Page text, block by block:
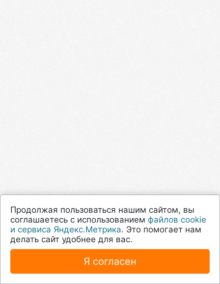
Продолжая пользоваться нашим сайтом, вы
соглашаетесь с использованием файлов cookie
и сервиса Яндекс.Метрика. Это помогает нам
делать сайт удобнее для вас.
Я согласен